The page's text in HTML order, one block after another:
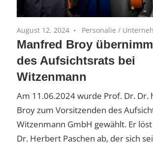
August 12, 2024 Personalie /
Manfred Broy
des Aufsichtsrats bei
Witzenmann
Am 11.06.2024 wurde Prof. Dr. Dr.
Broy zum Vorsitzenden des
Witzenmann GmbH gewählt. Er
Dr. Herbert Paschen ab, der sich